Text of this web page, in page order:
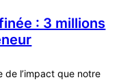
: 3 millions
de l’impact que notre